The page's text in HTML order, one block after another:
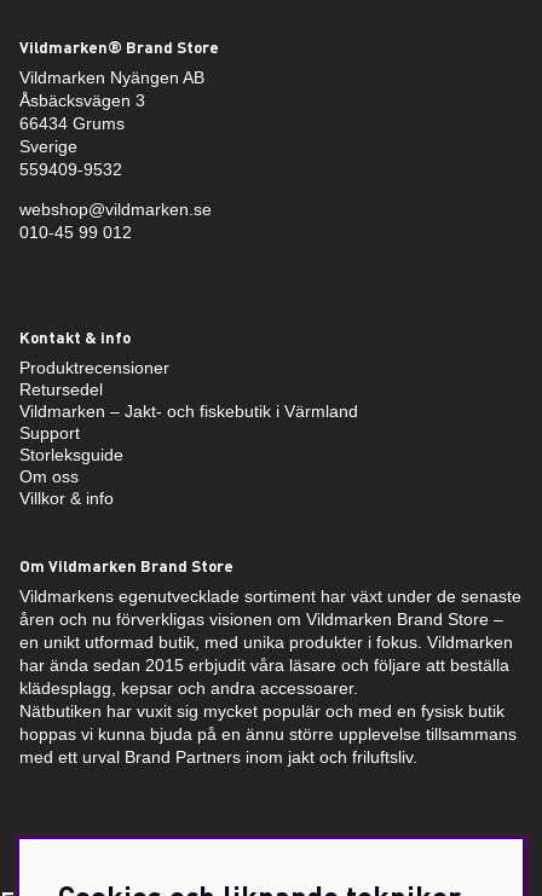
Vildmarken® Brand Store
Vildmarken Nyängen AB
Åsbäcksvägen 3
66434 Grums
Sverige
559409-9532
webshop@vildmarken.se
010-45 99 012
Kontakt & info
Produktrecensioner
Retursedel
Vildmarken – Jakt- och fiskebutik i Värmland
Support
Storleksguide
Om oss
Villkor & info
Om Vildmarken Brand Store
Vildmarkens egenutvecklade sortiment har växt under de senaste
åren och nu förverkligas visionen om Vildmarken Brand Store –
en unikt utformad butik, med unika produkter i fokus. Vildmarken
har ända sedan 2015 erbjudit våra läsare och följare att beställa
klädesplagg, kepsar och andra accessoarer.
Nätbutiken har vuxit sig mycket populär och med en fysisk butik
hoppas vi kunna bjuda på en ännu större upplevelse tillsammans
med ett urval Brand Partners inom jakt och friluftsliv.